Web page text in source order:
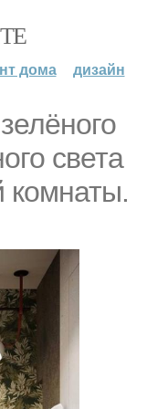
дома дизайн
света
комнаты.